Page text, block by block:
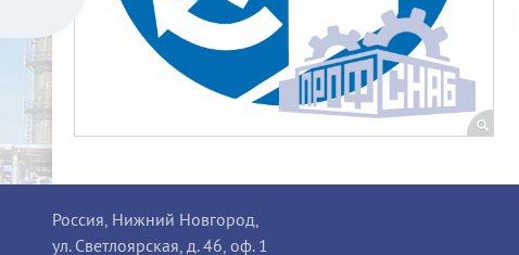
Россия, Нижний Новгород,
ул. Светлоярская, д. 46, оф. 1